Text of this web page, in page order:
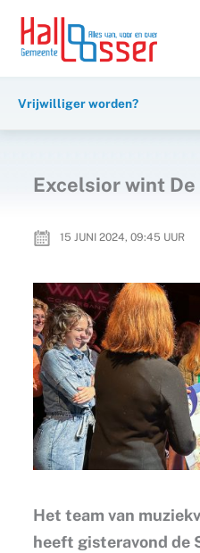
inhoud
naar
Vrijwilliger worden?
Excelsior wint
15 JUNI 2024, 09:45 UUR
Het team van
heeft gisteravond de